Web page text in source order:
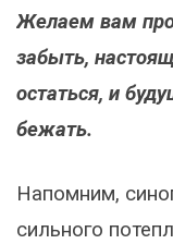
Желаем вам
забыть,
остаться, и
бежать.
Напомним,
сильного